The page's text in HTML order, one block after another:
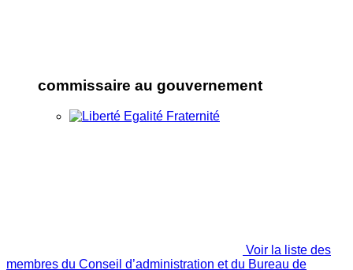
commissaire au gouvernement
Voir la liste des
membres du Conseil d’administration et du Bureau de